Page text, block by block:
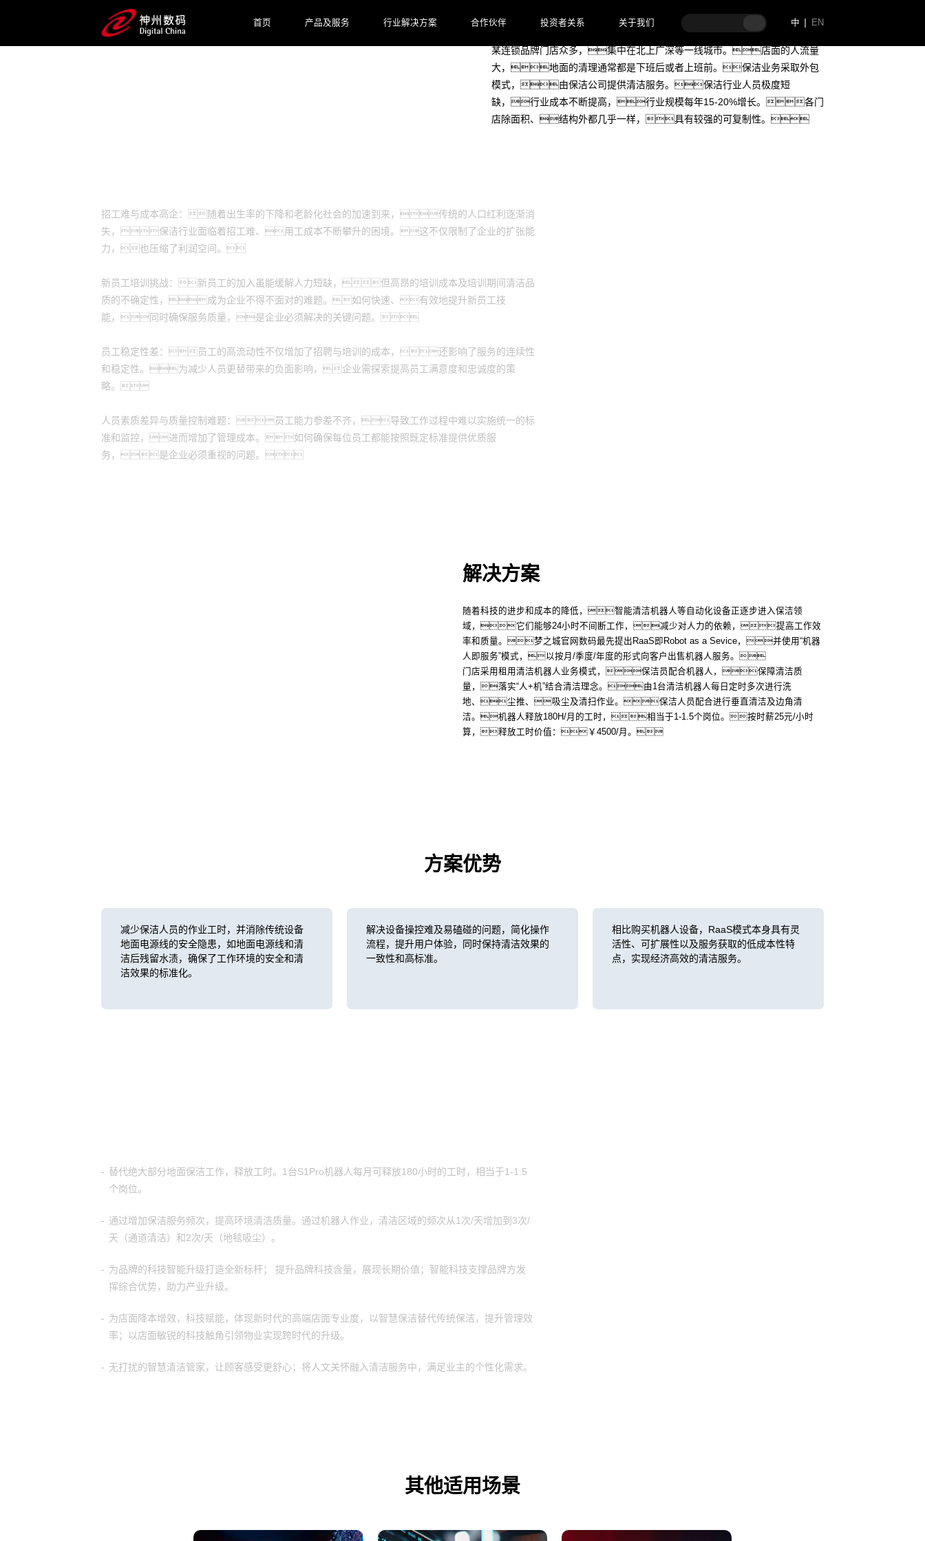
首页 产品及服务 行业解决方案 合作伙伴 投资者关系 关于我们 中 EN
客户档案
某连锁品牌门店众多，集中在北上广深等一线城市。店面的人流量
大，地面的清理通常都是下班后或者上班前。保洁业务采取外包
模式，由保洁公司提供清洁服务。保洁行业人员极度短
缺，行业成本不断提高，行业规模每年15-20%增长。各门
店除面积、结构外都几乎一样，具有较强的可复制性。
招工难与成本高企：随着出生率的下降和老龄化社会的加速到来，传统的人口红利逐渐消
失，保洁行业面临着招工难、用工成本不断攀升的困境。这不仅限制了企业的扩张能
力，也压缩了利润空间。
新员工培训挑战：新员工的加入虽能缓解人力短缺，但高昂的培训成本及培训期间清洁品
质的不确定性，成为企业不得不面对的难题。如何快速、有效地提升新员工技
能，同时确保服务质量，是企业必须解决的关键问题。
员工稳定性差：员工的高流动性不仅增加了招聘与培训的成本，还影响了服务的连续性
和稳定性。为减少人员更替带来的负面影响，企业需探索提高员工满意度和忠诚度的策
略。
人员素质差异与质量控制难题：员工能力参差不齐，导致工作过程中难以实施统一的标
准和监控，进而增加了管理成本。如何确保每位员工都能按照既定标准提供优质服
务，是企业必须重视的问题。
解决方案
随着科技的进步和成本的降低，智能清洁机器人等自动化设备正逐步进入保洁领
域，它们能够24小时不间断工作，减少对人力的依赖，提高工作效
率和质量。梦之城官网数码最先提出RaaS即Robot as a Sevice，并使用“机器
人即服务”模式，以按月/季度/年度的形式向客户出售机器人服务。
门店采用租用清洁机器人业务模式，保洁员配合机器人，保障清洁质
量，落实“人+机”结合清洁理念。由1台清洁机器人每日定时多次进行洗
地、尘推、吸尘及清扫作业。保洁人员配合进行垂直清洁及边角清
洁。机器人释放180H/月的工时，相当于1-1.5个岗位。按时薪25元/小时
算，释放工时价值：￥4500/月。
方案优势
减少保洁人员的作业工时，并消除传统设备
地面电源线的安全隐患，如地面电源线和清
洁后残留水渍，确保了工作环境的安全和清
洁效果的标准化。
解决设备操控难及易磕碰的问题，简化操作
流程，提升用户体验，同时保持清洁效果的
一致性和高标准。
相比购买机器人设备，RaaS模式本身具有灵
活性、可扩展性以及服务获取的低成本性特
点，实现经济高效的清洁服务。
替代绝大部分地面保洁工作，释放工时。1台S1Pro机器人每月可释放180小时的工时，相当于1-1.5
个岗位。
通过增加保洁服务频次，提高环境清洁质量。通过机器人作业，清洁区域的频次从1次/天增加到3次/
天（通道清洁）和2次/天（地毯吸尘）。
为品牌的科技智能升级打造全新标杆； 提升品牌科技含量，展现长期价值；智能科技支撑品牌方发
挥综合优势，助力产业升级。
为店面降本增效，科技赋能，体现新时代的高端店面专业度，以智慧保洁替代传统保洁，提升管理效
率；以店面敏锐的科技触角引领物业实现跨时代的升级。
无打扰的智慧清洁管家，让顾客感受更舒心；将人文关怀融入清洁服务中，满足业主的个性化需求。
其他适用场景